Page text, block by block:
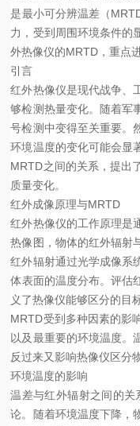
是最小可分辨温差（
力，受到周围环境条件的
外热像仪的MRTD，重点
引言
红外热像仪是现代战争、
够检测热量变化。随着军
号检测中变得至关重要。
环境温度的变化可能会显
MRTD之间的关系，提出
质量变化。
红外成像原理与MRTD
红外热像仪的工作原理是
热像图，物体的红外辐射
红外辐射通过光学成像系
体表面的温度分布。评估
义了热像仪能够区分的目
MRTD受到多种因素的影
以及最重要的环境温度。
反过来又影响热像仪区分
环境温度的影响
温差与红外辐射之间的
论。随着环境温度下降，